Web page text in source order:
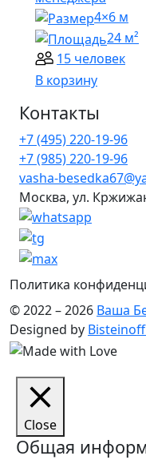
4×6 м
24 м²
15 человек
В корзину
Контакты
+7 (495) 220-19-96
+7 (985) 220-19-96
vasha-
Москва, ул.
Политика
© 2022 – 2026 Ваша
Designed by
Close
Общая